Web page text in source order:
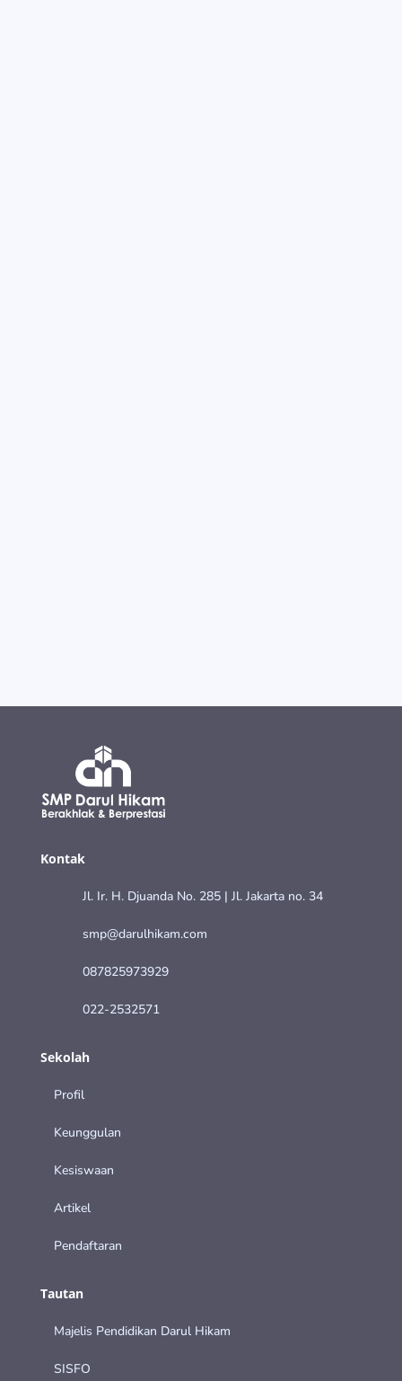
Kontak
Jl. Ir. H. Djuanda No. 285 | Jl. Jakarta no. 34
smp@darulhikam.com
087825973929
022-2532571
Sekolah
Profil
Keunggulan
Kesiswaan
Artikel
Pendaftaran
Tautan
Majelis Pendidikan Darul Hikam
SISFO